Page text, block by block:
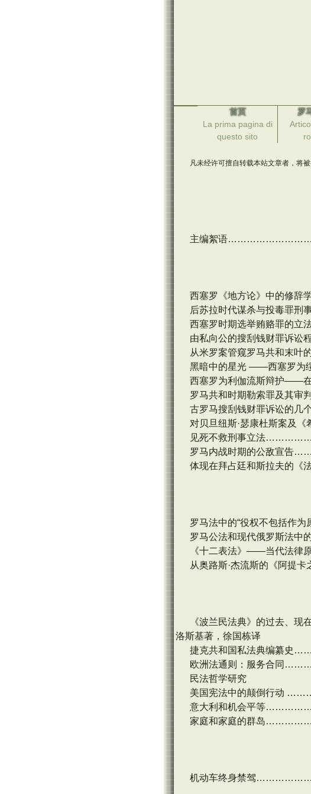
首页
La prima pagina di
questo sito
罗
凡未经许可擅自转载本站文章者，将被
主编絮语
西塞罗《地方论》中的
后苏拉时代谋杀与投毒罪
西塞罗时期选举贿赂罪的
由私向公的搜刮钱财罪诉
从米罗案管窥罗马共
黑暗中的星光 ——西塞
西塞罗为利伽流斯辩护
罗马共和时期勒索罪及
古罗马搜刮钱财罪诉讼的
对贝旦纽斯·瑟康杜斯案及
见死不救刑事立法
罗马内战时期的公
体现在拜占廷和斯拉夫的《
罗马法中的“役权不包括
罗马公法和现代俄罗斯法
《十二表法》——当代法
从奥路斯·杰流斯的《阿提
《波兰民法典》的过去、
洛斯基著，徐国栋译
捷克共和国私法典编纂
欧洲法通则：服务
民法哲学研究
美国宪法中的颠倒行动
意大利和机会平等
家庭和家庭的群岛
机动车终身禁驾